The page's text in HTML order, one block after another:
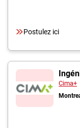
Postulez ici
Cima+